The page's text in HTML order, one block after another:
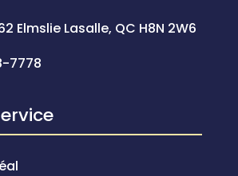
Elmslie Lasalle, QC H8N 2W6
7778